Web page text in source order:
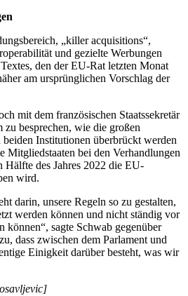
„killer acquisitions“,
und gezielte Werbungen
den der EU-Rat letzten Monat
am ursprünglichen Vorschlag der
mit dem französischen Staatssekretär
besprechen, wie die großen
Institutionen überbrückt werden
Mitgliedstaaten bei den Verhandlungen
Hälfte des Jahres 2022 die EU-
wird.
darin, unsere Regeln so zu gestalten,
werden können und nicht ständig vor
können“, sagte Schwab gegenüber
dass zwischen dem Parlament und
Einigkeit darüber besteht, was wir